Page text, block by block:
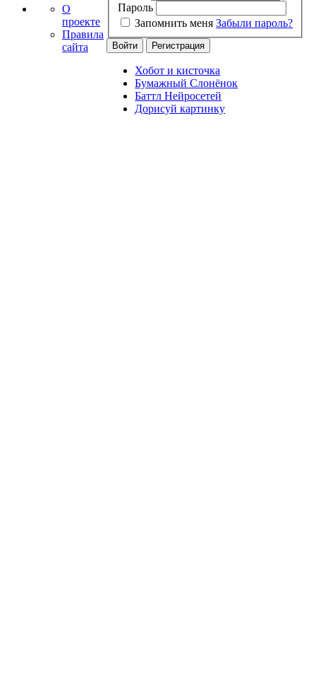
Пароль
Запомнить меня Забыли пароль?
Хобот и кисточка
Бумажный Слонёнок
Баттл Нейросетей
Дорисуй картинку
О
проекте
Правила
сайта